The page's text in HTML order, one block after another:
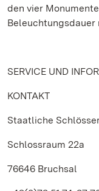
den vier
SERVICE UND
KONTAKT
Staatliche
Schlossraum 22a
76646 Bruchsal